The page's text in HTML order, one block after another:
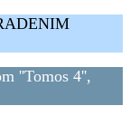
''Tomos 4'',